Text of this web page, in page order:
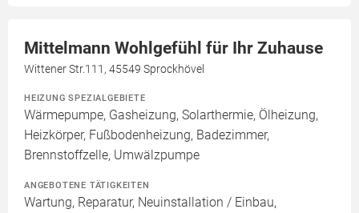
Mittelmann Wohlgefühl für Ihr Zuhause
Wittener Str.111, 45549 Sprockhövel
HEIZUNG SPEZIALGEBIETE
Wärmepumpe, Gasheizung, Solarthermie, Ölheizung,
Heizkörper, Fußbodenheizung, Badezimmer,
Brennstoffzelle, Umwälzpumpe
ANGEBOTENE TÄTIGKEITEN
Wartung, Reparatur, Neuinstallation / Einbau,